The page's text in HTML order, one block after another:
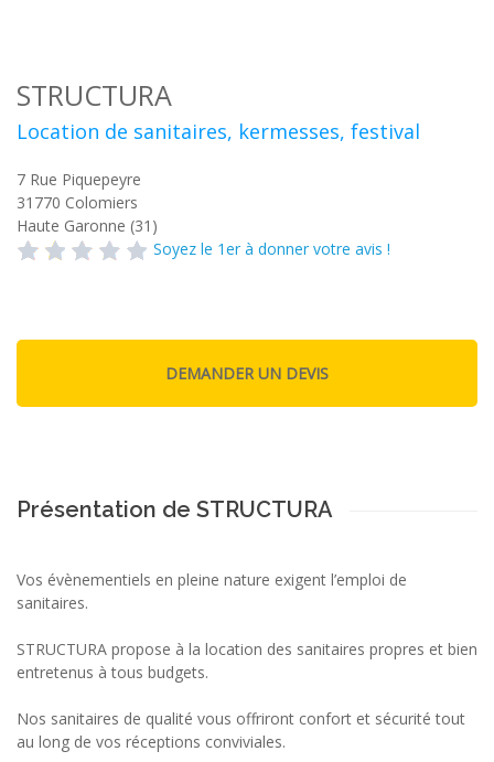
STRUCTURA
Location de sanitaires, kermesses, festival
7 Rue Piquepeyre
31770 Colomiers
Haute Garonne (31)
Soyez le 1er à donner votre avis !
Présentation de STRUCTURA
Vos évènementiels en pleine nature exigent l’emploi de
sanitaires.
STRUCTURA propose à la location des sanitaires propres et bien
entretenus à tous budgets.
Nos sanitaires de qualité vous offriront confort et sécurité tout
au long de vos réceptions conviviales.